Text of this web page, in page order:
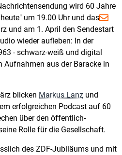
wird 60 Jahre
um 19.00 Uhr und das
und am 1. April den Sendestart
wieder aufleben: In der
- schwarz-weiß und digital
aus der Baracke in
blicken Markus Lanz und
erfolgreichen Podcast auf 60
über den öffentlich-
Rolle für die Gesellschaft.
des ZDF-Jubiläums und mit